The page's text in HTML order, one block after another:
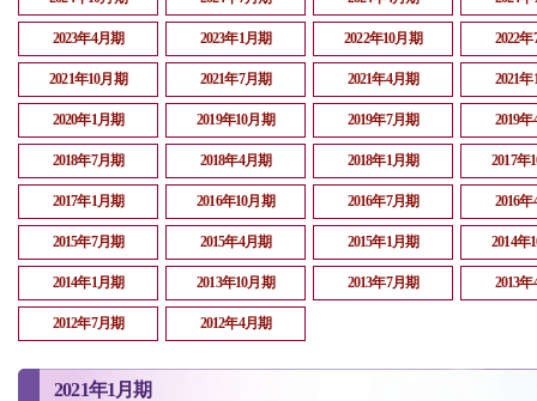
2023年4月期 2023年1月期 2022年10月期 2022
2021年10月期 2021年7月期 2021年4月期 2021
2020年1月期 2019年10月期 2019年7月期 2019
2018年7月期 2018年4月期 2018年1月期 2017年
2017年1月期 2016年10月期 2016年7月期 2016
2015年7月期 2015年4月期 2015年1月期 2014年
2014年1月期 2013年10月期 2013年7月期 2013
2012年7月期 2012年4月期
2021年1月期